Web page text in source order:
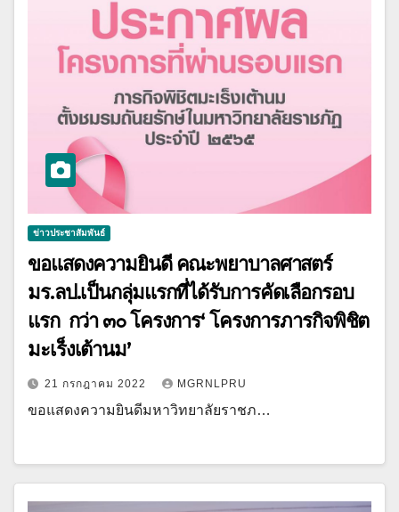
ข่าวประชาสัมพันธ์
ขอแสดงความยินดี คณะพยาบาลศาสตร์
มร.ลป.เป็นกลุ่มแรกที่ได้รับการคัดเลือกรอบ
แรก กว่า ๓๐ โครงการ‘ โครงการภารกิจพิชิต
มะเร็งเต้านม’
21 กรกฎาคม 2022 MGRNLPRU
ขอแสดงความยินดีมหาวิทยาลัยราชภ…